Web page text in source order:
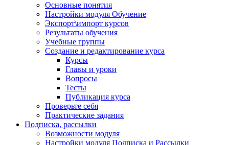
Основные понятия
Настройки модуля Обучение
Экспорт\импорт курсов
Результаты обучения
Учебные группы
Создание и редактирование курса
Курсы
Главы и уроки
Вопросы
Тесты
Публикация курса
Проверьте себя
Практические задания
Подписка, рассылки
Возможности модуля
Настройки модуля Подписка и Рассылки